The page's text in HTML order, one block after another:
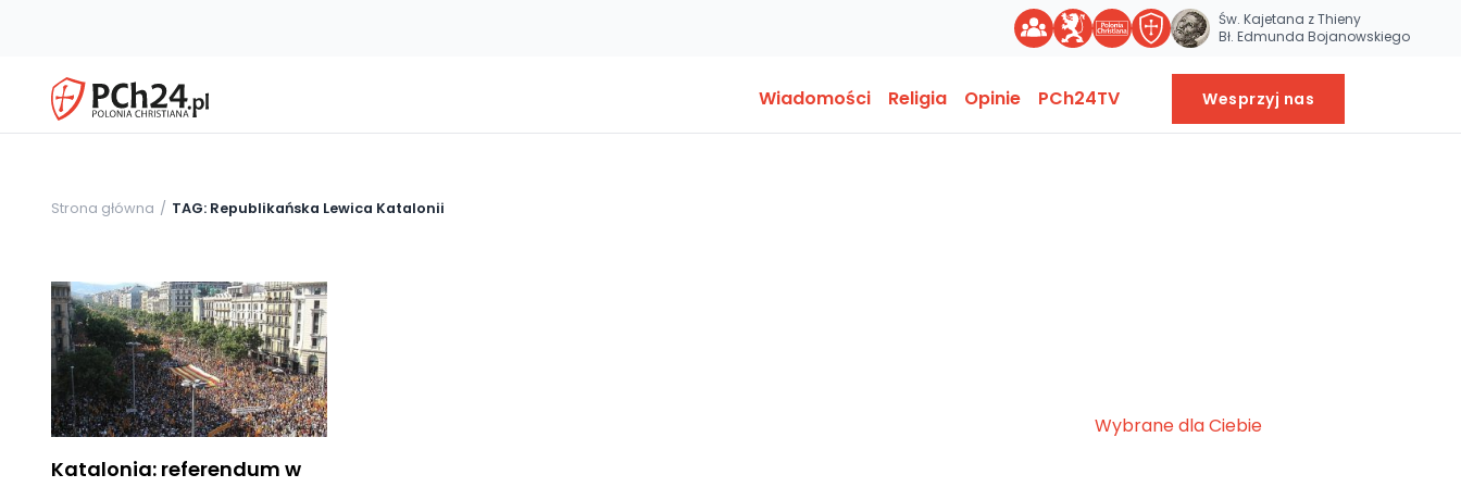
Św. Kajetana z Thieny
Bł. Edmunda Bojanowskiego
Wiadomości Religia Opinie PCh24TV Wesprzyj nas
Strona główna TAG: Republikańska Lewica Katalonii
Katalonia: referendum w
Wybrane dla Ciebie